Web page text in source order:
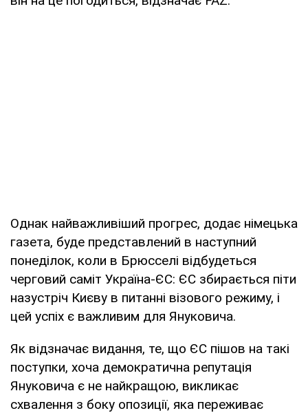
Однак найважливіший прогрес, додає німецька
газета, буде представлений в наступний
понеділок, коли в Брюсселі відбудеться
черговий саміт Україна-ЄС: ЄС збирається піти
назустріч Києву в питанні візового режиму, і
цей успіх є важливим для Януковича.
Як відзначає видання, те, що ЄС пішов на такі
поступки, хоча демократична репутація
Януковича є не найкращою, викликає
схвалення з боку опозиції, яка переживає